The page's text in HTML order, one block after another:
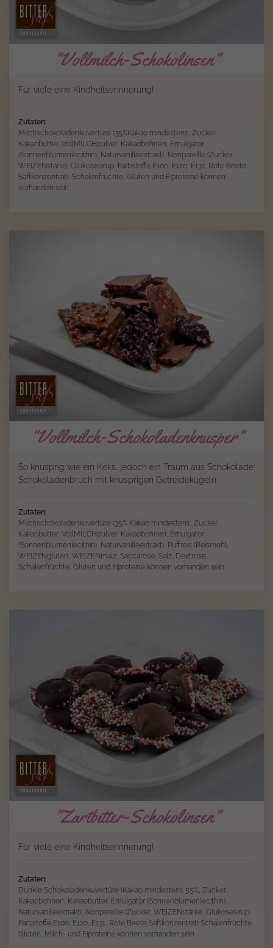
"Vollmilch-Schokolinsen"
Für viele eine Kindheitserinnerung!
Zutaten:
Milchschokoladenkuvertüre (35%Kakao mindestens, Zucker,
Kakaobutter, VollMILCHpulver, Kakaobohnen, Emulgator
(Sonnenblumenlecithin), Naturvanilleextrakt), Nonpareille (Zucker,
WEIZENstärke, Glukosesirup, Farbstoffe E100, E120, E131, Rote Beete
Saftkonzentrat) Schalenfrüchte, Gluten und Eiproteine können
vorhanden sein.
"Vollmilch-Schokoladenknusper"
So knusprig wie ein Keks, jedoch ein Traum aus Schokolade:
Schokoladenbruch mit knusprigen Getreidekugeln.
Zutaten:
Milchschokoladenkuvertüre (35% Kakao mindestens, Zucker,
Kakaobutter, VollMILCHpulver, Kakaobohnen, Emulgator
(Sonnenblumenlecithin), Naturvanilleextrakt), Puffreis (Reismehl,
WEIZENgluten, WEIZENmalz, Saccarose, Salz, Dextrose.
Schalenfrüchte, Gluten und Eiproteine können vorhanden sein.
"Zartbitter-Schokolinsen"
Für viele eine Kindheitserinnerung!
Zutaten:
Dunkle Schokoladenkuvertüre (Kakao mindestens 55%, Zucker,
Kakaobohnen, Kakaobutter, Emulgator (Sonnenblumenlecithin),
Naturvanilleextrakt), Nonpareille (Zucker, WEIZENstärke, Glukosesirup,
Farbstoffe E100, E120, E131, Rote Beete Saftkonzentrat) Schalenfrüchte,
Gluten, Milch- und Eiproteine können vorhanden sein.